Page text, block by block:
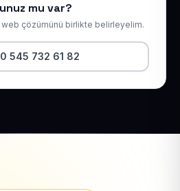
mu var?
çözümünü birlikte belirleyelim.
545 732 61 82